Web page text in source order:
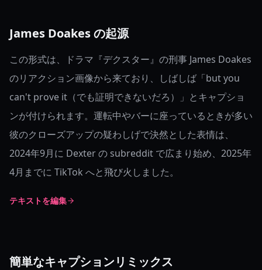
James Doakes の起源
この形式は、ドラマ『デクスター』の刑事 James Doakes
のリアクション画像から来ており、しばしば「but you
can't prove it（でも証明できないだろ）」とキャプショ
ンが付けられます。運転中やバーに座っているときが多い
彼のクローズアップの疑わしげで決然とした表情は、
2024年9月に Dexter の subreddit で広まり始め、2025年
4月までに TikTok へと飛び火しました。
テキストを編集
簡単なキャプションリミックス